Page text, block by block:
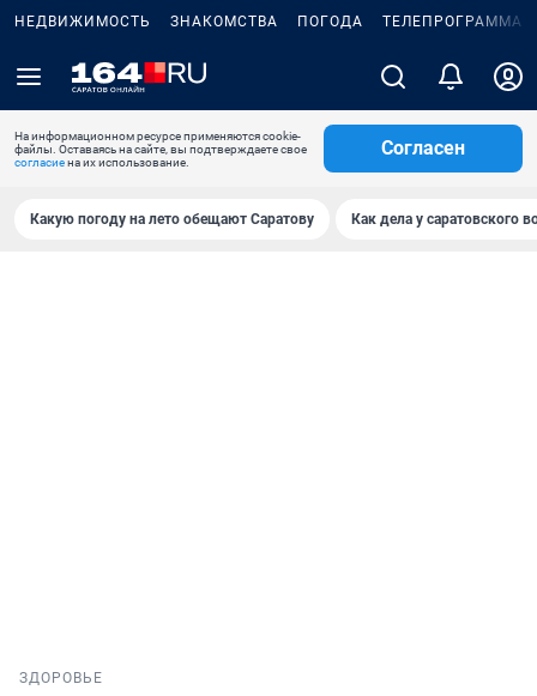
НЕДВИЖИМОСТЬ ЗНАКОМСТВА ПОГОДА ТЕЛЕПРОГРАММА
На информационном ресурсе применяются cookie-
файлы. Оставаясь на сайте, вы подтверждаете свое
согласиена их использование.
Согласен
Какую погоду на лето обещают Саратову Как дела у саратовского
ЗДОРОВЬЕ